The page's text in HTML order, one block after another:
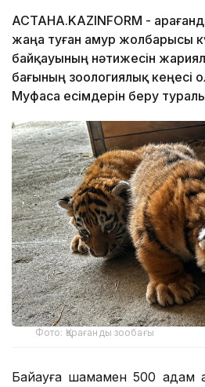
АСТАНА.KAZINFORM -
жаңа туған амур жолбарысы
байқауының нәтижесін
бағының зоологиялық кеңесі
Муфаса есімдерін беру
Фото: Қарағанды зообағы
Байқауға шамамен 500 адам